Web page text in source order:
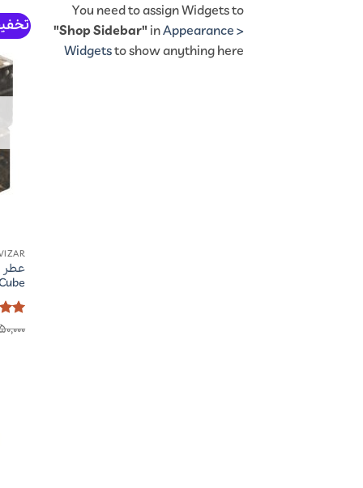
You need to assign Widgets to
"Shop Sidebar"inAppearance >
Widgetsto show anything here
عطر